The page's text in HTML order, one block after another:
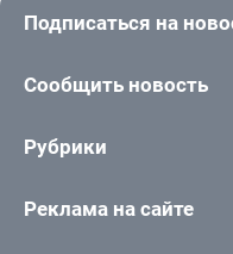
Подписаться на
Сообщить новость
Рубрики
Реклама на сайте